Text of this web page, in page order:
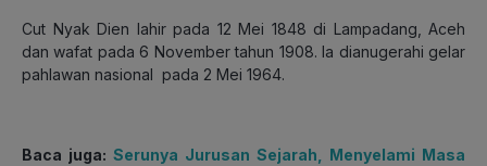
Cut Nyak Dien lahir pada 12 Mei 1848 di Lampadang, Aceh
dan wafat pada 6 November tahun 1908. Ia dianugerahi gelar
pahlawan nasional pada 2 Mei 1964.
Baca juga: Serunya Jurusan Sejarah, Menyelami Masa